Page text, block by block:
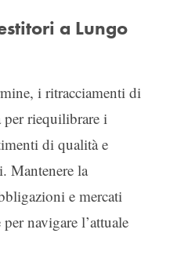
a Lungo
i ritracciamenti di
riequilibrare i
di qualità e
Mantenere la
e mercati
navigare l’attuale